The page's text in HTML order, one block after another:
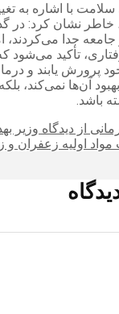
با اشاره به
خاطر نشان کرد: در
جامعه جدا می‌کردند،
تأکید می‌شود که
پرورش یابند و
بهبود آن‌ها نمی‌کند،
باشد.
از دیدگاه وزیر
مواد اولیه زعفران و